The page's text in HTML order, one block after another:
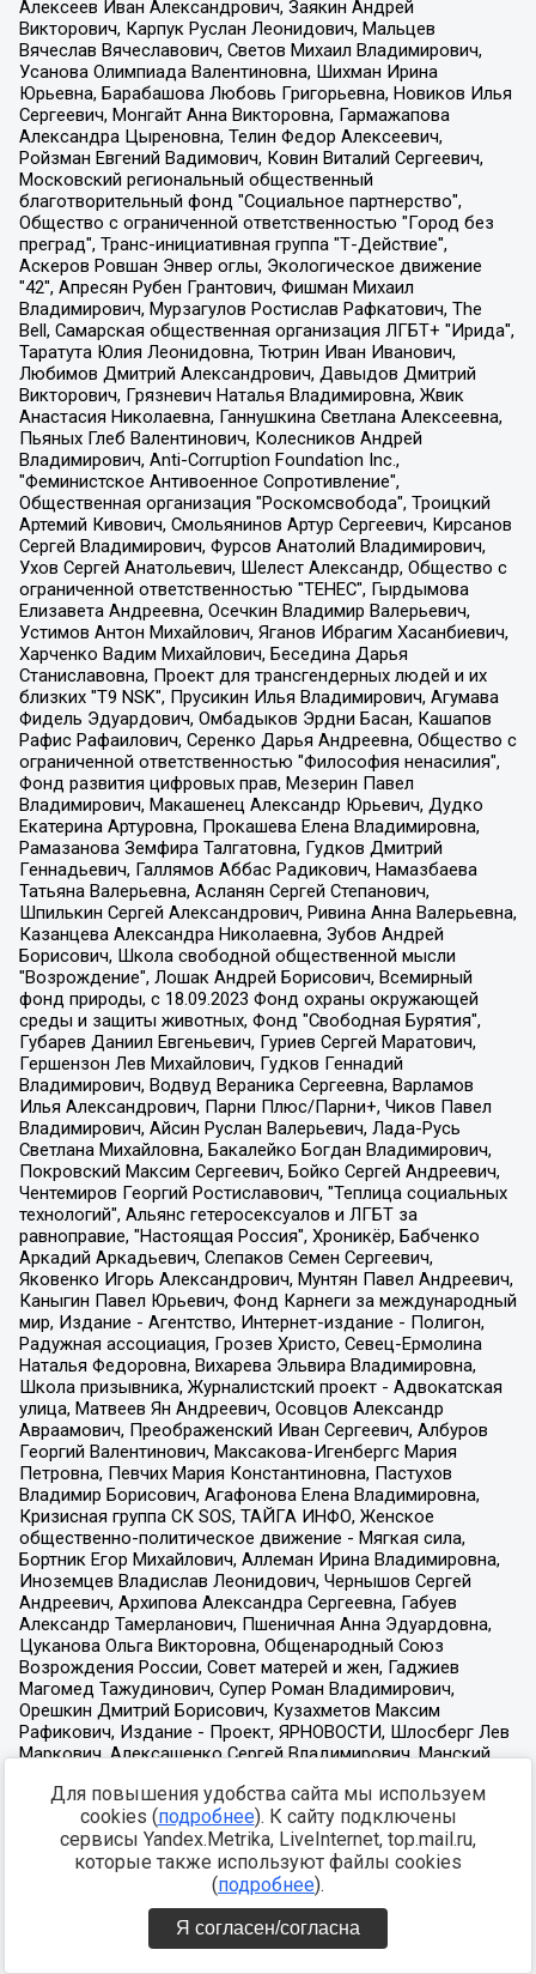
Для повышения удобства сайта мы используем
cookies (подробнее). К сайту подключены
сервисы Yandex.Metrika, LiveInternet, top.mail.ru,
которые также используют файлы cookies
(подробнее).
Я согласен/согласна